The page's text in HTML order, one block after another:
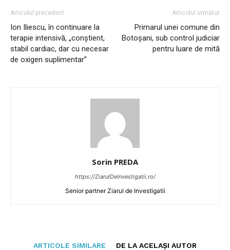
Articolul precedent
Ion Iliescu, în continuare la
terapie intensivă, „conștient,
stabil cardiac, dar cu necesar
de oxigen suplimentar”
Articolul următor
Primarul unei comune din
Botoșani, sub control judiciar
pentru luare de mită
Sorin PREDA
https://ZiarulDeInvestigatii.ro/
Senior partner Ziarul de Investigatii
ARTICOLE SIMILARE DE LA ACELAȘI AUTOR